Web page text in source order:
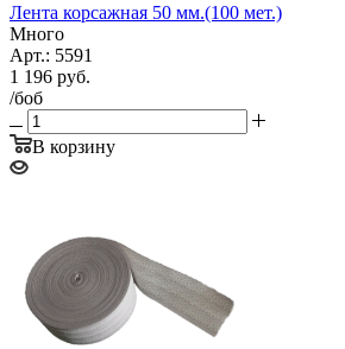
Лента корсажная 50 мм.(100 мет.)
Много
Арт.: 5591
1 196 руб.
/боб
В корзину